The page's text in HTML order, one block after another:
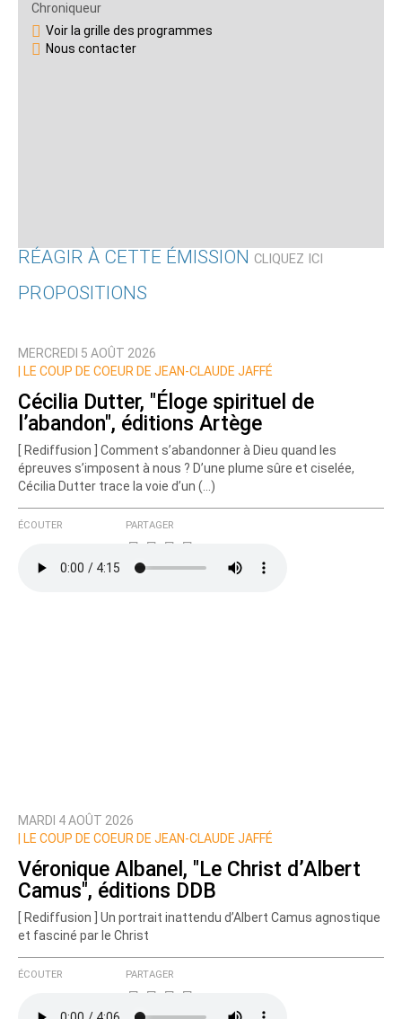
Chroniqueur
Voir la grille des programmes
Nous contacter
RÉAGIR À CETTE ÉMISSION CLIQUEZ ICI
Nom
Courriel (non publié)
Ajoutez votre commentaire ici
Texte de votre message
Prévenez-moi de tous les nouveaux commentaires
PROPOSITIONS
MERCREDI 5 AOÛT 2026
LE COUP DE COEUR DE JEAN-CLAUDE JAFFÉ
Cécilia Dutter, "Éloge spirituel de
l’abandon", éditions Artège
[ Rediffusion ] Comment s’abandonner à Dieu quand les
épreuves s’imposent à nous ? D’une plume sûre et ciselée,
Cécilia Dutter trace la voie d’un (…)
ÉCOUTER PARTAGER
MARDI 4 AOÛT 2026
LE COUP DE COEUR DE JEAN-CLAUDE JAFFÉ
Véronique Albanel, "Le Christ d’Albert
Camus", éditions DDB
[ Rediffusion ] Un portrait inattendu d’Albert Camus agnostique
et fasciné par le Christ
ÉCOUTER PARTAGER